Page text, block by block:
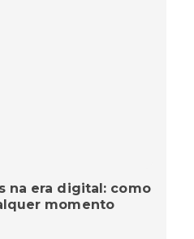
na era digital: como
momento